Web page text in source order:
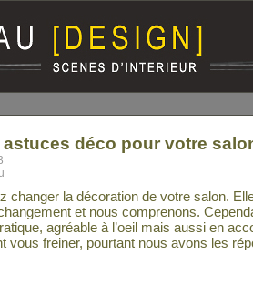
déco pour votre
changer la décoration de votre salon.
et nous comprenons.
agréable à l’oeil mais aussi en
vous freiner, pourtant nous avons les